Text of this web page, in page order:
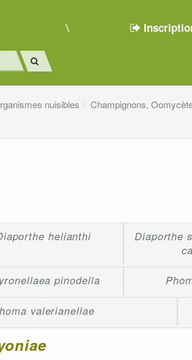
nuisibles Champignons,
helianthi
Diaporthe
pinodella
valerianellae